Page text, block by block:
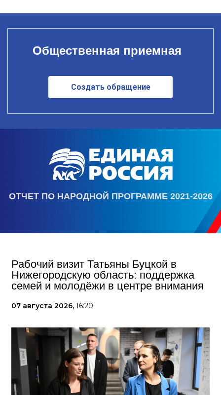
Общественная приемная
Создать обращение
ОТЧЕТ ПО НАРОДНОЙ ПРОГРАММЕ 2021-2026
Рабочий визит Татьяны Буцкой в
Нижегородскую область: поддержка
семей и молодёжи в центре внимания
07 августа 2026, 16:20